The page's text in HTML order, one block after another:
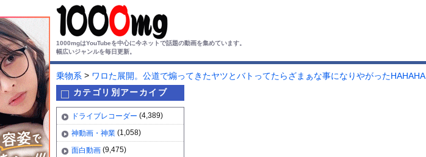
1000mgはYouTubeを中心に今ネットで話題の動画を集めています。
幅広いジャンルを毎日更新。
乗物系 > ワロた展開。公道で煽ってきたヤツとバトってたらざまぁな事になりやがったHAHAHA
カテゴリ別アーカイブ
ドライブレコーダー (4,389)
神動画・神業 (1,058)
面白動画 (9,475)